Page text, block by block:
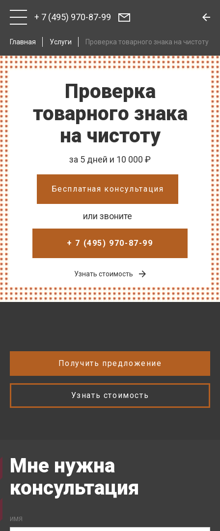
+ 7 (495) 970-87-99
Главная Услуги Проверка товарного знака на чистоту
Проверка
товарного знака
на чистоту
за 5 дней и 10 000 ₽
Бесплатная консультация
или звоните
+ 7 (495) 970-87-99
Узнать стоимость
Получить предложение
Узнать стоимость
Мне нужна
консультация
ИМЯ